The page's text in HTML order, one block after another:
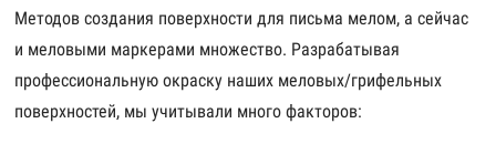
Методов создания поверхности для письма мелом, а сейчас
и меловыми маркерами множество. Разрабатывая
профессиональную окраску наших меловых/грифельных
поверхностей, мы учитывали много факторов: